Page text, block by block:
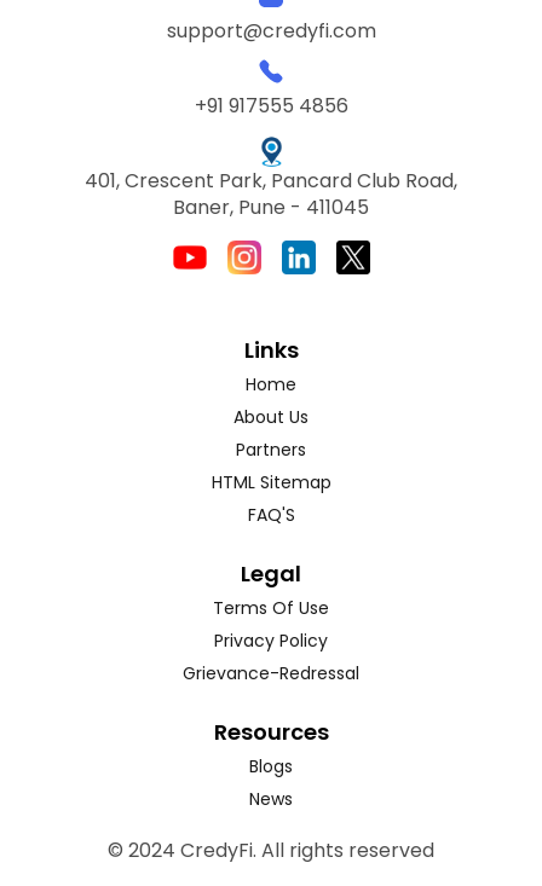
support@credyfi.com
+91 917555 4856
401, Crescent Park, Pancard Club Road,
Baner, Pune - 411045
Links
Home
About Us
Partners
HTML Sitemap
FAQ'S
Legal
Terms Of Use
Privacy Policy
Grievance-Redressal
Resources
Blogs
News
© 2024 CredyFi. All rights reserved